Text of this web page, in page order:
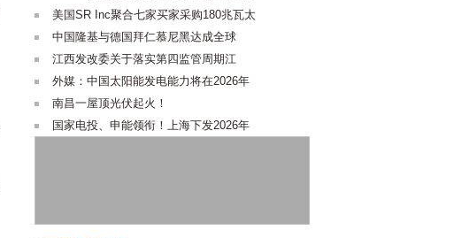
美国SR Inc聚合七家买家采购180兆瓦太
中国隆基与德国拜仁慕尼黑达成全球
江西发改委关于落实第四监管周期江
外媒：中国太阳能发电能力将在2026年
南昌一屋顶光伏起火！
国家电投、申能领衔！上海下发2026年